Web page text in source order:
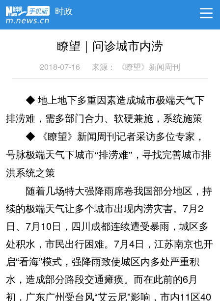
时政
瞭望｜问诊城市内涝
2018-07-16 来源： 《瞭望》新闻周刊
◆ 地上地下多重因素造成城市极端天气下
排涝难，需多部门合力、软硬兼施，系统施策
◆ 《瞭望》新闻周刊记者采访多位专家，
号脉极端天气下城市“排涝难”，寻找完善城市排
洪系统之策
随着几场特大强降雨席卷我国部分地区，持
续的极端天气让多个城市出现内涝灾害。7月2
日、7月10日，四川成都连续遭受暴雨，城区多
处积水，市民出行困难。7月4日，江苏南京也开
启“看海”模式，强降雨致使城区内多处严重积
水，造成部分路段交通瘫痪。而在此前的6月
初，广东广州受台风“艾云尼”影响，市内11区40